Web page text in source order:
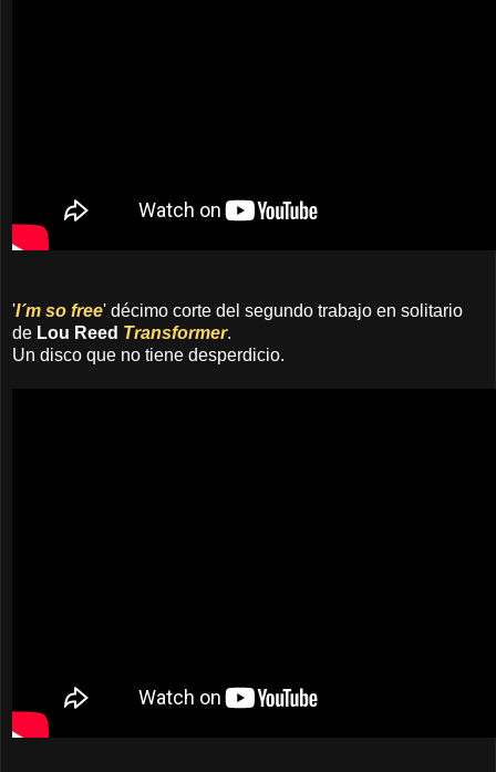
'I´m so free' décimo corte del segundo trabajo en solitario
de Lou Reed Transformer.
Un disco que no tiene desperdicio.